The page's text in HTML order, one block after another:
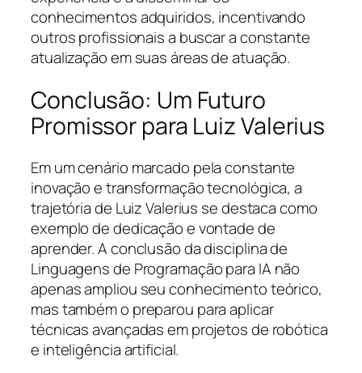
conhecimentos adquiridos, incentivando
outros profissionais a buscar a constante
atualização em suas áreas de atuação.
Conclusão: Um Futuro
Promissor para Luiz Valerius
Em um cenário marcado pela constante
inovação e transformação tecnológica, a
trajetória de Luiz Valerius se destaca como
exemplo de dedicação e vontade de
aprender. A conclusão da disciplina de
Linguagens de Programação para IA não
apenas ampliou seu conhecimento teórico,
mas também o preparou para aplicar
técnicas avançadas em projetos de robótica
e inteligência artificial.